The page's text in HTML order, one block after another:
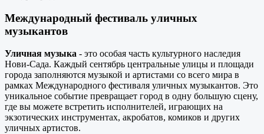
Международный фестиваль уличных
музыкантов
Уличная музыка - это особая часть культурного наследия
Нови-Сада. Каждый сентябрь центральные улицы и площади
города заполняются музыкой и артистами со всего мира в
рамках Международного фестиваля уличных музыкантов. Это
уникальное событие превращает город в одну большую сцену,
где вы можете встретить исполнителей, играющих на
экзотических инструментах, акробатов, комиков и других
уличных артистов.